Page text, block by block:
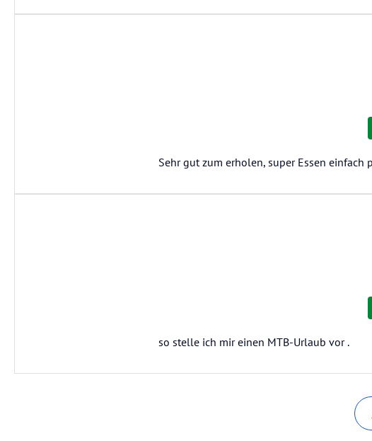
Sehr gut zum erholen, super Essen einfach
so stelle ich mir einen MTB-Urlaub vor .